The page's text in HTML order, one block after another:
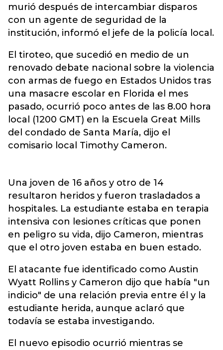
murió después de intercambiar disparos
con un agente de seguridad de la
institución, informó el jefe de la policía local.
El tiroteo, que sucedió en medio de un
renovado debate nacional sobre la violencia
con armas de fuego en Estados Unidos tras
una masacre escolar en Florida el mes
pasado, ocurrió poco antes de las 8.00 hora
local (1200 GMT) en la Escuela Great Mills
del condado de Santa María, dijo el
comisario local Timothy Cameron.
Una joven de 16 años y otro de 14
resultaron heridos y fueron trasladados a
hospitales. La estudiante estaba en terapia
intensiva con lesiones críticas que ponen
en peligro su vida, dijo Cameron, mientras
que el otro joven estaba en buen estado.
El atacante fue identificado como Austin
Wyatt Rollins y Cameron dijo que había "un
indicio" de una relación previa entre él y la
estudiante herida, aunque aclaró que
todavía se estaba investigando.
El nuevo episodio ocurrió mientras se